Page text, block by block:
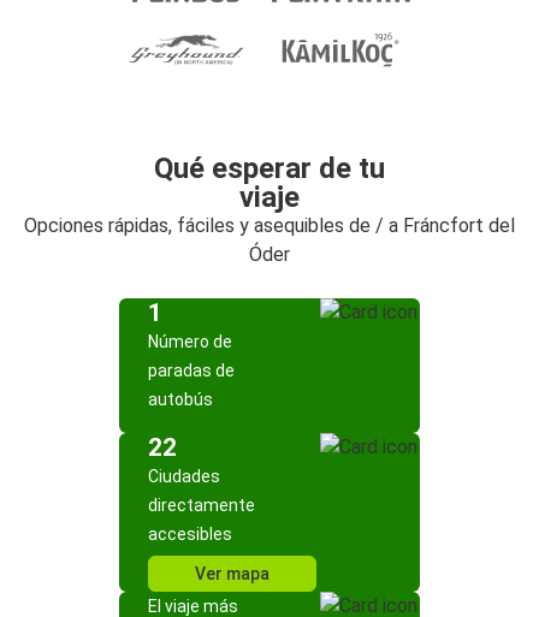
Qué esperar de tu
viaje
Opciones rápidas, fáciles y asequibles de / a Fráncfort del
Óder
1
Número de
paradas de
autobús
22
Ciudades
directamente
accesibles
Ver mapa
El viaje más